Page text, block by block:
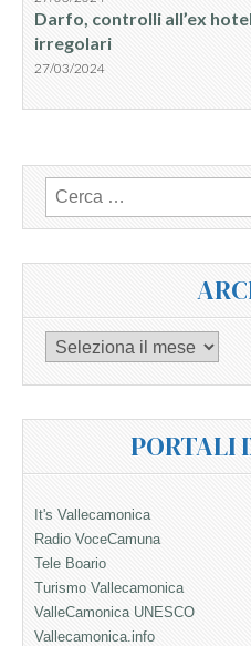
Darfo, controlli all’ex
irregolari
27/03/2024
Ricerca
per:
Archivi
PORTALI
It's Vallecamonica
Radio VoceCamuna
Tele Boario
Turismo Vallecamonica
ValleCamonica UNESCO
Vallecamonica.info